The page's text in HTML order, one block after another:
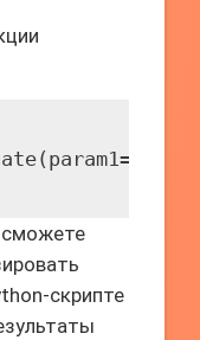
сможете
скрипте